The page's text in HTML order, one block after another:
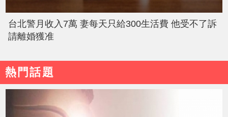
台北警月收入7萬 妻每天只給300生活費 他受不了訴
請離婚獲准
熱門話題